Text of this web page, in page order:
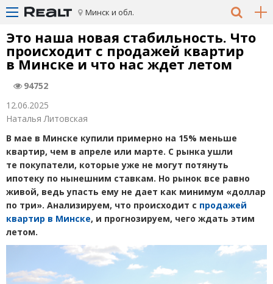
Минск и обл.
Это наша новая стабильность. Что
происходит с продажей квартир
в Минске и что нас ждет летом
94752
12.06.2025
Наталья Литовская
В мае в Минске купили примерно на 15% меньше
квартир, чем в апреле или марте. С рынка ушли
те покупатели, которые уже не могут потянуть
ипотеку по нынешним ставкам. Но рынок все равно
живой, ведь упасть ему не дает как минимум «доллар
по три». Анализируем, что происходит с продажей
квартир в Минске, и прогнозируем, чего ждать этим
летом.